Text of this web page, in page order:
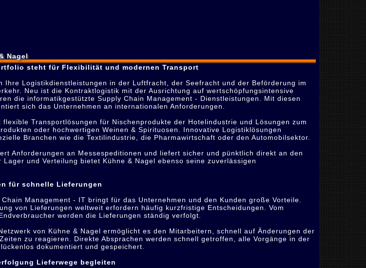
Nagel
steht für Flexibilität und modernen Transport
Ihre Logistikdienstleistungen in der Luftfracht, der Seefracht und der Beförderung im
Neu ist die Kontraktlogistik mit der Ausrichtung auf wertschöpfungsintensive
die informatikgestützte Supply Chain Management - Dienstleistungen. Mit diesen
sich das Unternehmen an internationalen Anforderungen.
flexible Transportlösungen für Nischenprodukte der Hotelindustrie und Lösungen zum
oder hochwertigen Weinen & Spirituosen. Innovative Logistiklösungen
Branchen wie die Textilindustrie, die Pharmawirtschaft oder den Automobilsektor.
Anforderungen an Messespeditionen und liefert sicher und pünktlich direkt an den
und Verteilung bietet Kühne & Nagel ebenso seine zuverlässigen
für schnelle Lieferungen
Management - IT bringt für das Unternehmen und den Kunden große Vorteile.
von Lieferungen weltweit erfordern häufig kurzfristige Entscheidungen. Vom
werden die Lieferungen ständig verfolgt.
von Kühne & Nagel ermöglicht es den Mitarbeitern, schnell auf Änderungen der
zu reagieren. Direkte Absprachen werden schnell getroffen, alle Vorgänge in der
dokumentiert und gespeichert.
Lieferwege begleiten